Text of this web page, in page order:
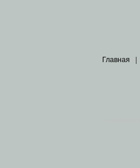
Главная